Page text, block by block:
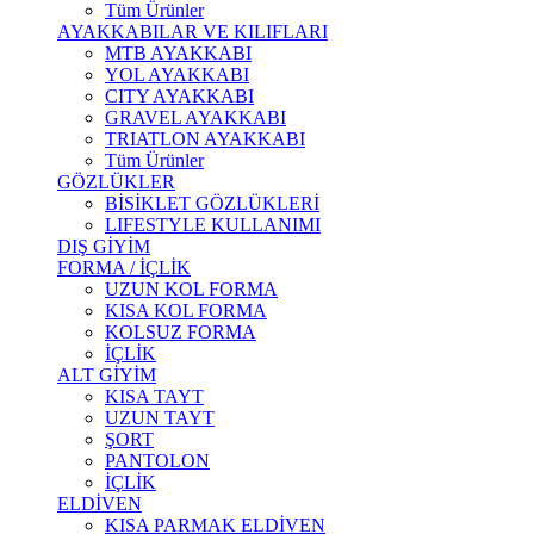
Tüm Ürünler
AYAKKABILAR VE KILIFLARI
MTB AYAKKABI
YOL AYAKKABI
CITY AYAKKABI
GRAVEL AYAKKABI
TRIATLON AYAKKABI
Tüm Ürünler
GÖZLÜKLER
BİSİKLET GÖZLÜKLERİ
LIFESTYLE KULLANIMI
DIŞ GİYİM
FORMA / İÇLİK
UZUN KOL FORMA
KISA KOL FORMA
KOLSUZ FORMA
İÇLİK
ALT GİYİM
KISA TAYT
UZUN TAYT
ŞORT
PANTOLON
İÇLİK
ELDİVEN
KISA PARMAK ELDİVEN